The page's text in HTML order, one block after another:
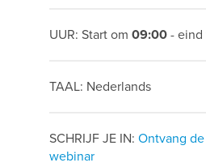
UUR: Start om 09:00-
TAAL: Nederlands
SCHRIJF JE IN: Ontvang
webinar